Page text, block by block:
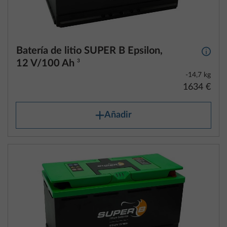
Batería de litio SUPER B Epsilon,
12 V/100 Ah 3
Más
-14,7 kg
1634 €
Añadir